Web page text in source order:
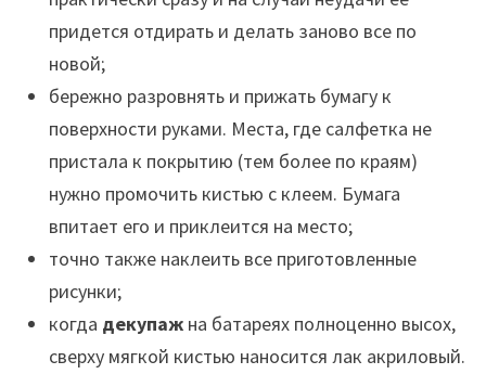
придется отдирать и делать заново все по
новой;
бережно разровнять и прижать бумагу к
поверхности руками. Места, где салфетка не
пристала к покрытию (тем более по краям)
нужно промочить кистью с клеем. Бумага
впитает его и приклеится на место;
точно также наклеить все приготовленные
рисунки;
когда декупажна батареях полноценно высох,
сверху мягкой кистью наносится лак акриловый.